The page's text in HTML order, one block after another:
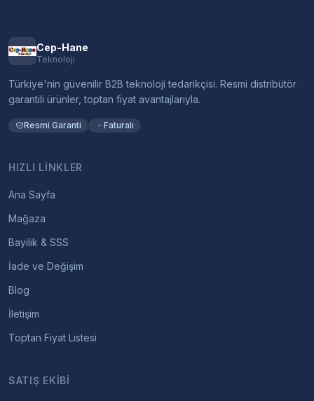
Cep-Hane
Teknoloji
Türkiye'nin güvenilir B2B teknoloji tedarikçisi. Resmi distribütör
garantili ürünler, toptan fiyat avantajlarıyla.
Resmi Garanti Faturalı
HIZLI LINKLER
Ana Sayfa
Mağaza
Bayilik & SSS
İade ve Değişim
Blog
İletişim
Toptan Fiyat Listesi
SATIŞ EKIBI